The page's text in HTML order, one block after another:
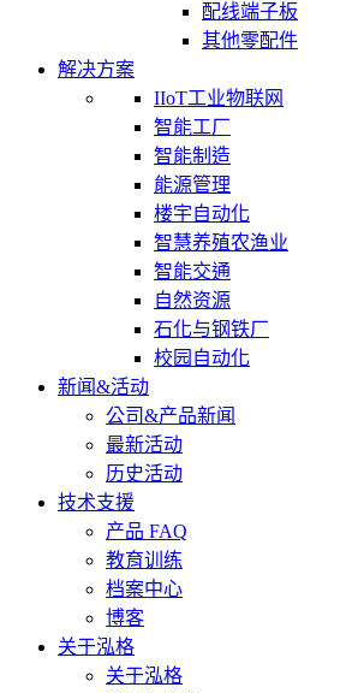
配线端子板
其他零配件
解决方案
IIoT工业物联网
智能工厂
智能制造
能源管理
楼宇自动化
智慧养殖农渔业
智能交通
自然资源
石化与钢铁厂
校园自动化
新闻&活动
公司&产品新闻
最新活动
历史活动
技术支援
产品 FAQ
教育训练
档案中心
博客
关于泓格
关于泓格